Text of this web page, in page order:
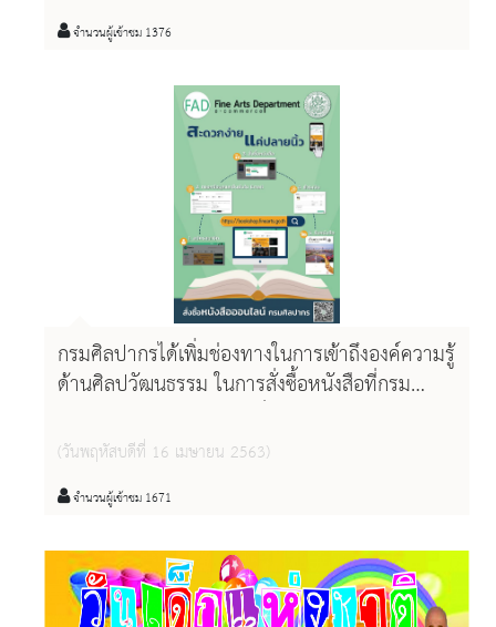
จำนวนผู้เข้าชม 1376
กรมศิลปากรได้เพิ่มช่องทางในการเข้าถึงองค์ความรู้
ด้านศิลปวัฒนธรรม ในการสั่งซื้อหนังสือที่กรม
http://bookshop.finearts.go.th/
(วันพฤหัสบดีที่ 16 เมษายน 2563)
จำนวนผู้เข้าชม 1671